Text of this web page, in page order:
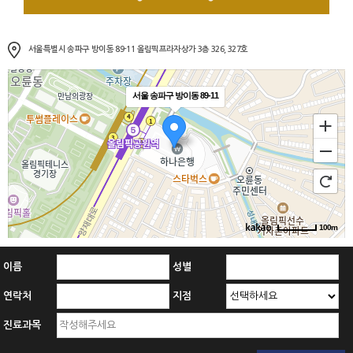
서울특별시 송파구 방이동 89-11 올림픽프라자상가 3층 326, 327호
서울 송파구 방이동 89-11
100m
이름 성별
연락처 지점
진료과목